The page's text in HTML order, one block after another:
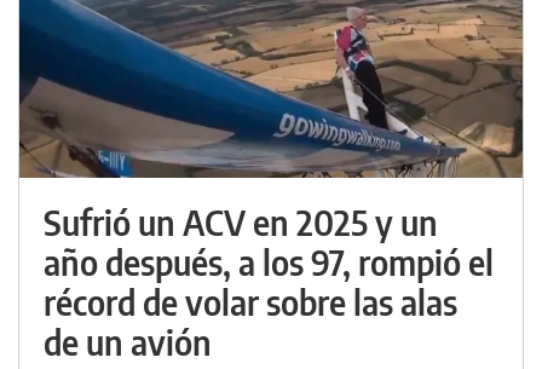
Sufrió un ACV en 2025 y un
año después, a los 97, rompió el
récord de volar sobre las alas
de un avión